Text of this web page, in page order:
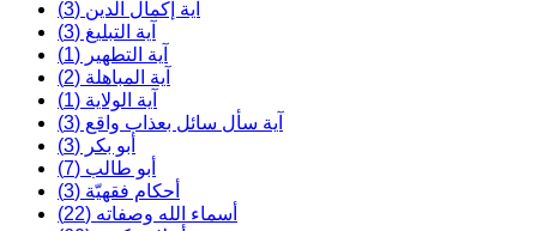
آية إكمال الدين (3)
آية التبليغ (3)
آية التطهير (1)
آية المباهلة (2)
آية الولاية (1)
آية سأل سائل بعذاب واقع (3)
أبو بكر (3)
أبو طالب (7)
أحكام فقهيّة (3)
أسماء الله وصفاته (22)